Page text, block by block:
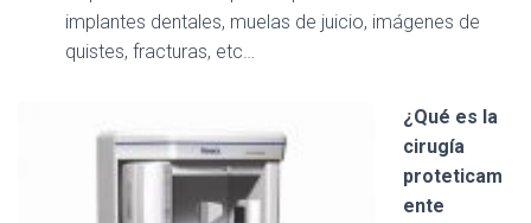
implantes dentales, muelas de juicio, imágenes de
quistes, fracturas, etc…
¿Qué es la
cirugía
proteticam
ente